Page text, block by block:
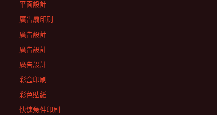
平面設計
廣告扇印刷
廣告設計
廣告設計
廣告設計
彩盒印刷
彩色貼紙
快速急件印刷